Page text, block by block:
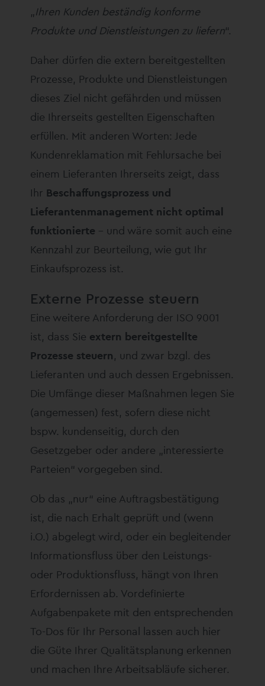
„Ihren Kunden beständig konforme
Produkte und Dienstleistungen zu liefern“.
Daher dürfen die extern bereitgestellten
Prozesse, Produkte und Dienstleistungen
dieses Ziel nicht gefährden und müssen
die Ihrerseits gestellten Eigenschaften
erfüllen. Mit anderen Worten: Jede
Kundenreklamation mit Fehlursache bei
einem Lieferanten Ihrerseits zeigt, dass
Ihr Beschaffungsprozess und
Lieferantenmanagement nicht optimal
funktionierte – und wäre somit auch eine
Kennzahl zur Beurteilung, wie gut Ihr
Einkaufsprozess ist.
Externe Prozesse steuern
Eine weitere Anforderung der ISO 9001
ist, dass Sie extern bereitgestellte
Prozesse steuern, und zwar bzgl. des
Lieferanten und auch dessen Ergebnissen.
Die Umfänge dieser Maßnahmen legen Sie
(angemessen) fest, sofern diese nicht
bspw. kundenseitig, durch den
Gesetzgeber oder andere „interessierte
Parteien“ vorgegeben sind.
Ob das „nur“ eine Auftragsbestätigung
ist, die nach Erhalt geprüft und (wenn
i.O.) abgelegt wird, oder ein begleitender
Informationsfluss über den Leistungs-
oder Produktionsfluss, hängt von Ihren
Erfordernissen ab. Vordefinierte
Aufgabenpakete mit den entsprechenden
To-Dos für Ihr Personal lassen auch hier
die Güte Ihrer Qualitätsplanung erkennen
und machen Ihre Arbeitsabläufe sicherer.